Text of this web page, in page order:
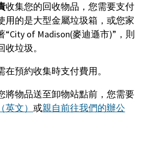
收集您的回收物品，您需要支付
用的是大型金屬垃圾箱，或您家
of Madison(麥迪遜市)”，則
垃圾。
預約收集時支付費用。
將物品送至卸物站點前，您需要
文） 或親自前往我們的辦公